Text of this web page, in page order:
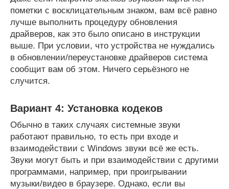
пометки с восклицательным знаком, вам всё равно
лучше выполнить процедуру обновления
драйверов, как это было описано в инструкции
выше. При условии, что устройства не нуждались
в обновлении/переустановке драйверов система
сообщит вам об этом. Ничего серьёзного не
случится.
Вариант 4: Установка кодеков
Обычно в таких случаях системные звуки
работают правильно, то есть при входе и
взаимодействии с Windows звуки всё же есть.
Звуки могут быть и при взаимодействии с другими
программами, например, при проигрывании
музыки/видео в браузере. Однако, если вы